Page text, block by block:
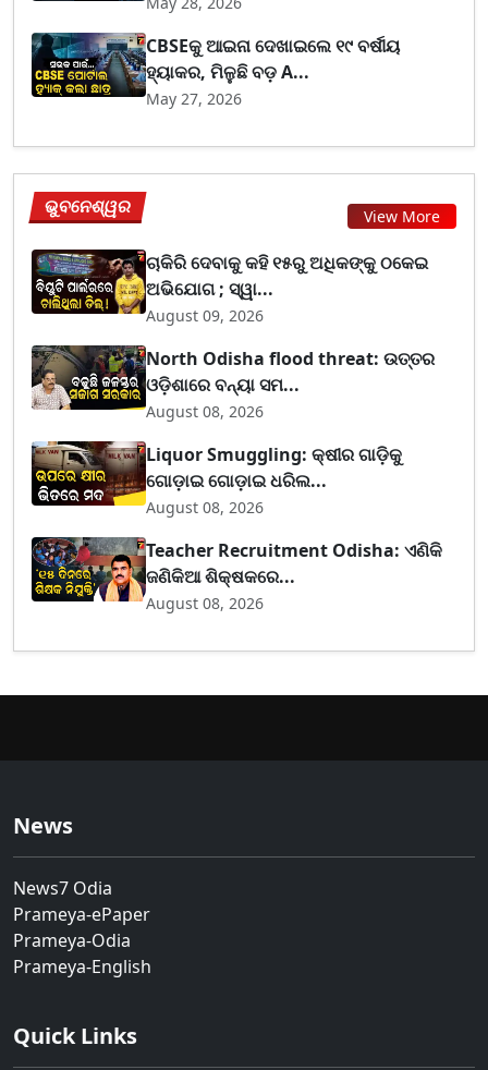
CBSEକୁ ଆଇନା ଦେଖାଇଲେ ୧୯ ବର୍ଷୀୟ
ହ୍ୟାକର, ମିଳୁଛି ବଡ଼ A...
May 27, 2026
ଭୁବନେଶ୍ୱର View More
ଚାକିରି ଦେବାକୁ କହି ୧୫ରୁ ଅଧିକଙ୍କୁ ଠକେଇ
ଅଭିଯୋଗ ; ସ୍ୱା...
August 09, 2026
North Odisha flood threat: ଉତ୍ତର
ଓଡ଼ିଶାରେ ବନ୍ୟା ସମ...
August 08, 2026
Liquor Smuggling: କ୍ଷୀର ଗାଡ଼ିକୁ
ଗୋଡ଼ାଇ ଗୋଡ଼ାଇ ଧରିଲ...
August 08, 2026
Teacher Recruitment Odisha: ଏଣିକି
ଜଣିକିଆ ଶିକ୍ଷକରେ...
August 08, 2026
News
News7 Odia
Prameya-ePaper
Prameya-Odia
Prameya-English
Quick Links